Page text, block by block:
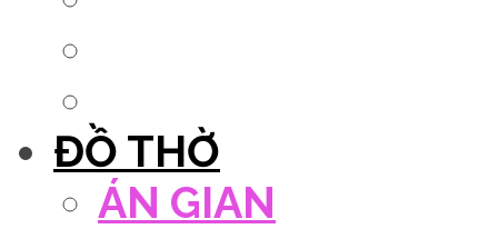
ĐỒ THỜ
ÁN GIAN